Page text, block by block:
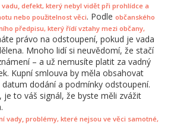
, defekt, který nebyl vidět při prohlídce a
nebo použitelnost věci. Podle občanského
předpisu, který řídí vztahy mezi občany,
právo na odstoupení, pokud je vada
Mnoho lidí si neuvědomí, že stačí
– a už nemusíte platit za vadný
Kupní smlouva by měla obsahovat
dodání a podmínky odstoupení.
je to váš signál, že byste měli zvážit
vady, problémy, které nejsou ve věci samotné,